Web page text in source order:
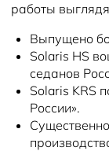
работы
Выпущено
Solaris HS
седанов
Solaris KRS
России».